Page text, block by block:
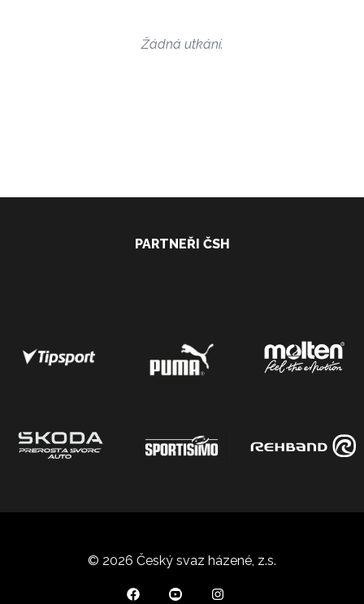
Žádná utkání.
PARTNEŘI ČSH
© 2026 Český svaz házené, z.s.